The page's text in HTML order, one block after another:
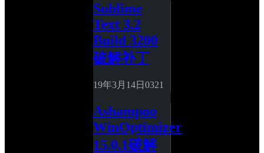
Sublime
Text 3.2
Build 3200
破解补丁
19年3月14日 0321
Ashampoo
WinOptimizer
15.0.1破解